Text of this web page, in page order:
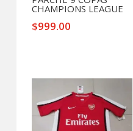
CHAMPIONS LEAGUE
$999.00